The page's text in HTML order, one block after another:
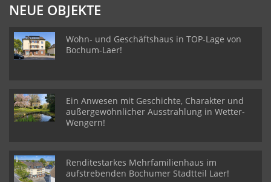
NEUE OBJEKTE
Wohn- und Geschäftshaus in TOP-Lage von
Bochum-Laer!
Ein Anwesen mit Geschichte, Charakter und
außergewöhnlicher Ausstrahlung in Wetter-
Wengern!
Renditestarkes Mehrfamilienhaus im
aufstrebenden Bochumer Stadtteil Laer!